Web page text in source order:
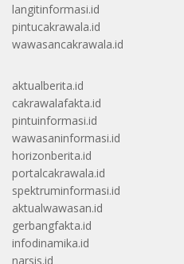
langitinformasi.id
pintucakrawala.id
wawasancakrawala.id
aktualberita.id
cakrawalafakta.id
pintuinformasi.id
wawasaninformasi.id
horizonberita.id
portalcakrawala.id
spektruminformasi.id
aktualwawasan.id
gerbangfakta.id
infodinamika.id
narsis.id